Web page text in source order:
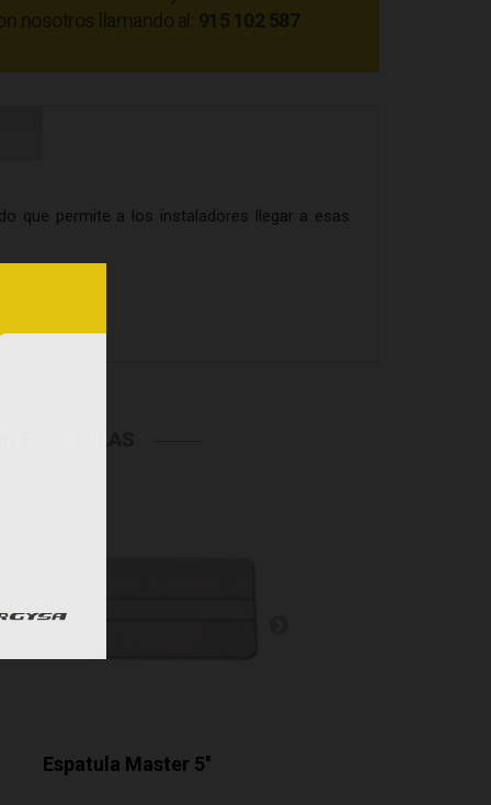
nosotros llamando al: 915 102 587
que permite a los instaladores llegar a esas
ESPÁTULAS
Espatula Master 5''